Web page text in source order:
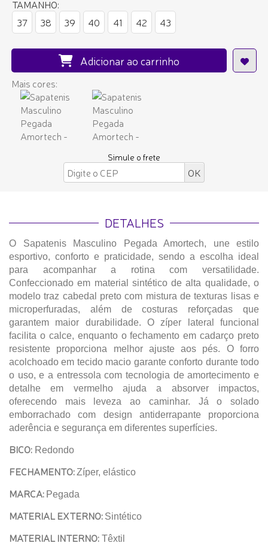
TAMANHO:
37
38 39 40 41 42 43
Adicionar ao carrinho
Mais cores:
Simule o frete
DETALHES
O Sapatenis Masculino Pegada Amortech, une estilo
esportivo, conforto e praticidade, sendo a escolha ideal
para acompanhar a rotina com versatilidade.
Confeccionado em material sintético de alta qualidade, o
modelo traz cabedal preto com mistura de texturas lisas e
microperfuradas, além de costuras reforçadas que
garantem maior durabilidade. O zíper lateral funcional
facilita o calce, enquanto o fechamento em cadarço preto
resistente proporciona melhor ajuste aos pés. O forro
acolchoado em tecido macio garante conforto durante todo
o uso, e a entressola com tecnologia de amortecimento e
detalhe em vermelho ajuda a absorver impactos,
oferecendo mais leveza ao caminhar. Já o solado
emborrachado com design antiderrapante proporciona
aderência e segurança em diferentes superfícies.
BICO: Redondo
FECHAMENTO:Zíper, elástico
MARCA: Pegada
MATERIAL EXTERNO: Sintético
MATERIAL INTERNO: Têxtil